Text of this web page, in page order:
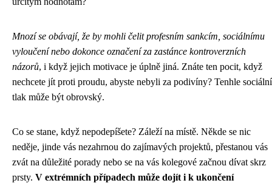
Mnozí se obávají, že by mohli čelit profesním sankcím, sociálnímu
vyloučení nebo dokonce označení za zastánce kontroverzních
názorů, i když jejich motivace je úplně jiná. Znáte ten pocit, když
nechcete jít proti proudu, abyste nebyli za podivíny? Tenhle sociální
tlak může být obrovský.
Co se stane, když nepodepíšete? Záleží na místě. Někde se nic
neděje, jinde vás nezahrnou do zajímavých projektů, přestanou vás
zvát na důležité porady nebo se na vás kolegové začnou dívat skrz
prsty. V extrémních případech může dojít i k ukončení